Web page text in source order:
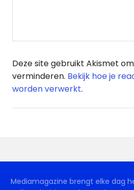
Deze site gebruikt Akismet
verminderen. Bekijk hoe je
worden verwerkt.
Mediamagazine brengt elke dag